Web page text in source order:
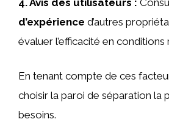
d’expérience d’autres
évaluer l’efficacité en conditions
En tenant compte de ces
choisir la paroi de séparation la
besoins.